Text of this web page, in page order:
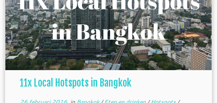
11x Local Hotspots in Bangkok